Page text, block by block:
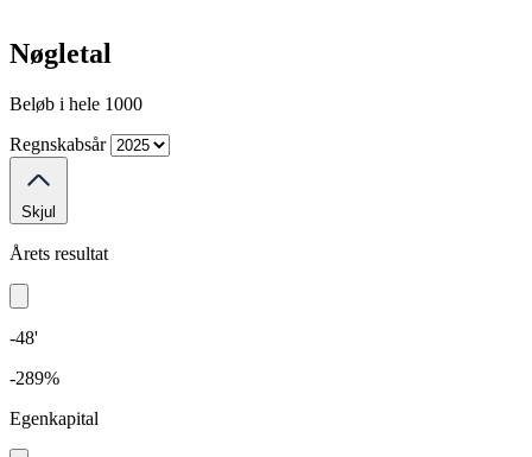
Nøgletal
Beløb i hele 1000
Regnskabsår
Skjul
Årets resultat
-48'
-289%
Egenkapital